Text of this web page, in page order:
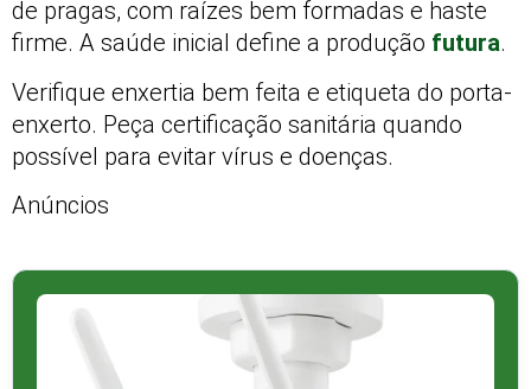
de pragas, com raízes bem formadas e haste
firme. A saúde inicial define a produção futura.
Verifique enxertia bem feita e etiqueta do porta-
enxerto. Peça certificação sanitária quando
possível para evitar vírus e doenças.
Anúncios